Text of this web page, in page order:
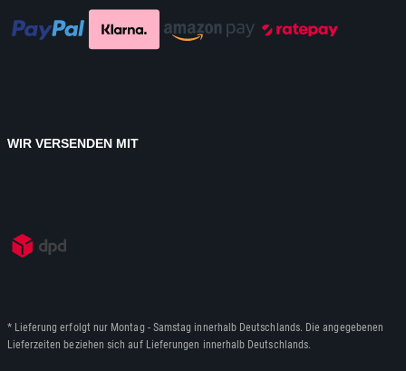
WIR VERSENDEN MIT
* Lieferung erfolgt nur Montag - Samstag innerhalb Deutschlands. Die angegebenen
Lieferzeiten beziehen sich auf Lieferungen innerhalb Deutschlands.